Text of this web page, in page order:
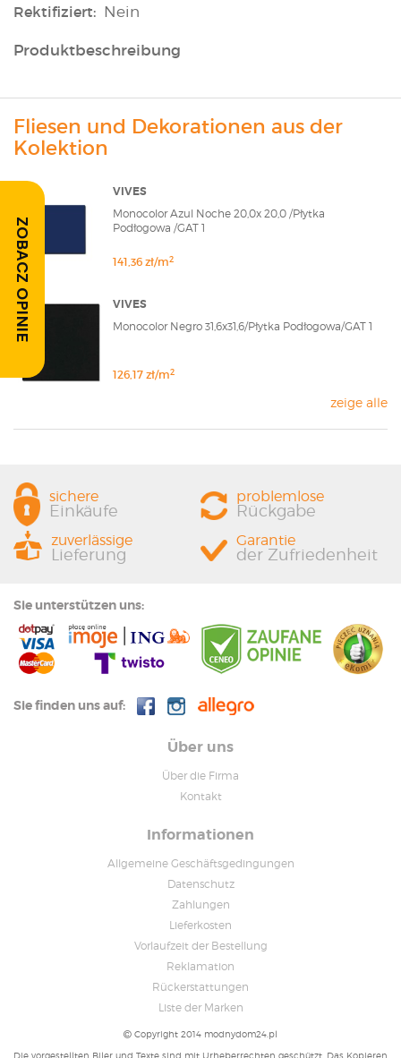
Rektifiziert: Nein
Produktbeschreibung
Fliesen und Dekorationen aus der
Kolektion
VIVES
Monocolor Azul Noche 20,0x 20,0 /Płytka
Podłogowa /GAT 1
141,36 zł/m2
VIVES
Monocolor Negro 31,6x31,6/Płytka Podłogowa/GAT 1
126,17 zł/m2
zeige alle
ZOBACZ OPINIE
sichere
Einkäufe
problemlose
Rückgabe
zuverlässige
Lieferung
Garantie
der Zufriedenheit
Sie unterstützen uns:
Sie finden uns auf:
Über uns
Über die Firma
Kontakt
Informationen
Allgemeine Geschäftsgedingungen
Datenschutz
Zahlungen
Lieferkosten
Vorlaufzeit der Bestellung
Reklamation
Rückerstattungen
Liste der Marken
Copyright 2014 modnydom24.pl
Die vorgestellten Biler und Texte sind mit Urheberrechten geschützt. Das Kopieren